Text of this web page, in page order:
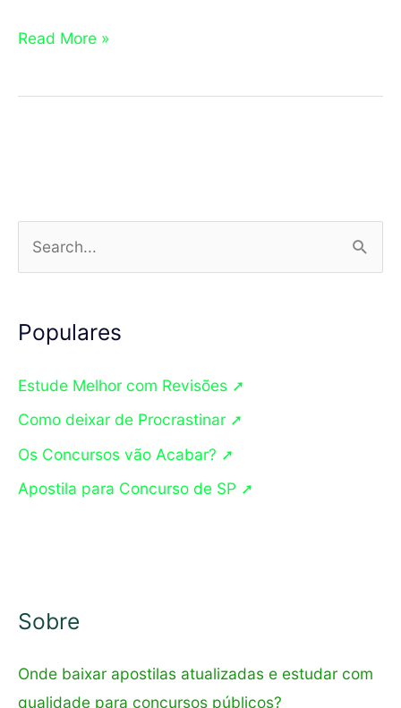
Por
Procrastinamos
Melhorar?
Read More »
q
i
s
a
Populares
Estude Melhor com Revisões ➚
Como deixar de Procrastinar ➚
Os Concursos vão Acabar? ➚
Apostila para Concurso de SP ➚
Sobre
Onde baixar apostilas atualizadas e estudar com
qualidade para concursos públicos?